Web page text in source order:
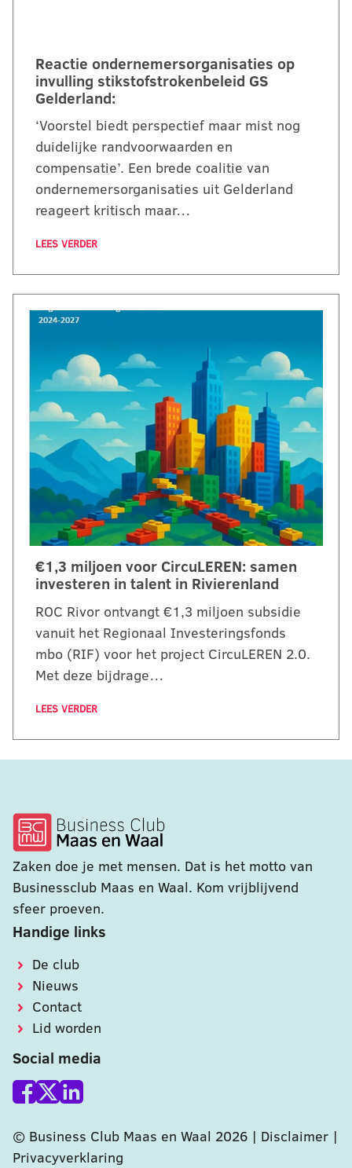
Reactie ondernemersorganisaties op
invulling stikstofstrokenbeleid GS
Gelderland:
‘Voorstel biedt perspectief maar mist nog
duidelijke randvoorwaarden en
compensatie’. Een brede coalitie van
ondernemersorganisaties uit Gelderland
reageert kritisch maar…
LEES VERDER
€1,3 miljoen voor CircuLEREN: samen
investeren in talent in Rivierenland
ROC Rivor ontvangt €1,3 miljoen subsidie
vanuit het Regionaal Investeringsfonds
mbo (RIF) voor het project CircuLEREN 2.0.
Met deze bijdrage…
LEES VERDER
Zaken doe je met mensen. Dat is het motto van
Businessclub Maas en Waal. Kom vrijblijvend
sfeer proeven.
Handige links
De club
Nieuws
Contact
Lid worden
Social media
© Business Club Maas en Waal 2026 | Disclaimer |
Privacyverklaring